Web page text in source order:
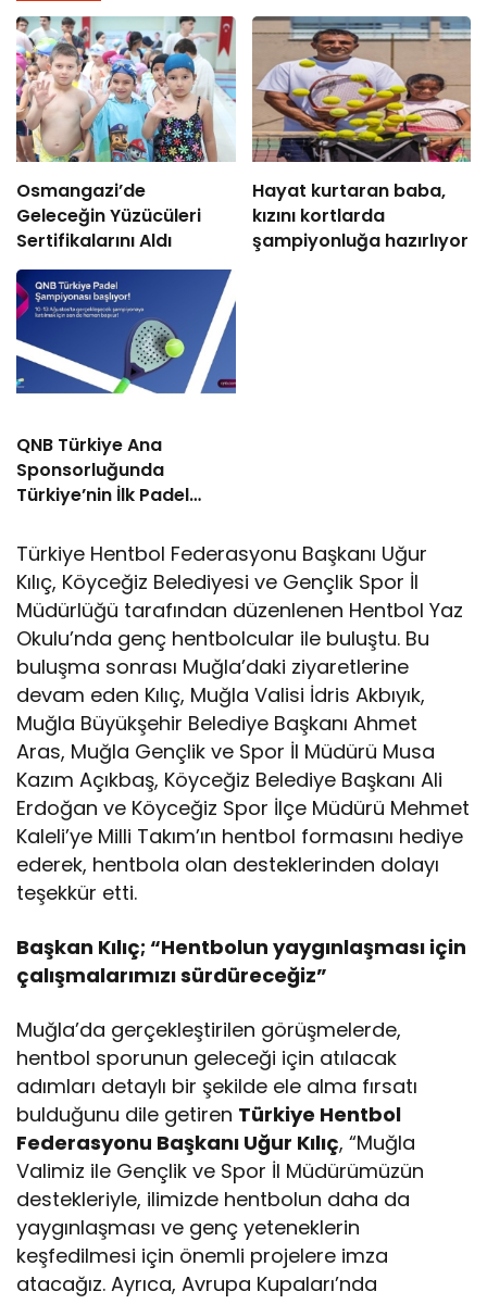
Osmangazi’de
Geleceğin Yüzücüleri
Sertifikalarını Aldı
Hayat kurtaran baba,
kızını kortlarda
şampiyonluğa hazırlıyor
QNB Türkiye Ana
Sponsorluğunda
Türkiye’nin İlk Padel
Başlıyor
Türkiye Hentbol Federasyonu Başkanı Uğur
Kılıç, Köyceğiz Belediyesi ve Gençlik Spor İl
Müdürlüğü tarafından düzenlenen Hentbol Yaz
Okulu’nda genç hentbolcular ile buluştu. Bu
buluşma sonrası Muğla’daki ziyaretlerine
devam eden Kılıç, Muğla Valisi İdris Akbıyık,
Muğla Büyükşehir Belediye Başkanı Ahmet
Aras, Muğla Gençlik ve Spor İl Müdürü Musa
Kazım Açıkbaş, Köyceğiz Belediye Başkanı Ali
Erdoğan ve Köyceğiz Spor İlçe Müdürü Mehmet
Kaleli’ye Milli Takım’ın hentbol formasını hediye
ederek, hentbola olan desteklerinden dolayı
teşekkür etti.
Başkan Kılıç; “Hentbolun yaygınlaşması için
çalışmalarımızı sürdüreceğiz”
Muğla’da gerçekleştirilen görüşmelerde,
hentbol sporunun geleceği için atılacak
adımları detaylı bir şekilde ele alma fırsatı
bulduğunu dile getiren Türkiye Hentbol
Federasyonu Başkanı Uğur Kılıç, “Muğla
Valimiz ile Gençlik ve Spor İl Müdürümüzün
destekleriyle, ilimizde hentbolun daha da
yaygınlaşması ve genç yeteneklerin
keşfedilmesi için önemli projelere imza
atacağız. Ayrıca, Avrupa Kupaları’nda